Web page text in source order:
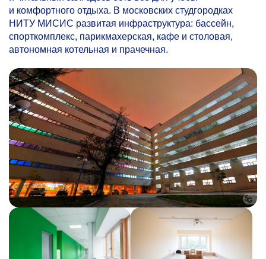
и комфортного отдыха. В московских студгородках
НИТУ МИСИС развитая инфраструктура: бассейн,
спорткомплекс, парикмахерская, кафе и столовая,
автономная котельная и прачечная.